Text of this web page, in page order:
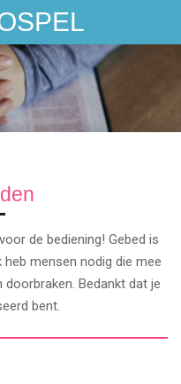
de bediening! Gebed is
heb mensen nodig die mee
Bedankt dat je
bent.